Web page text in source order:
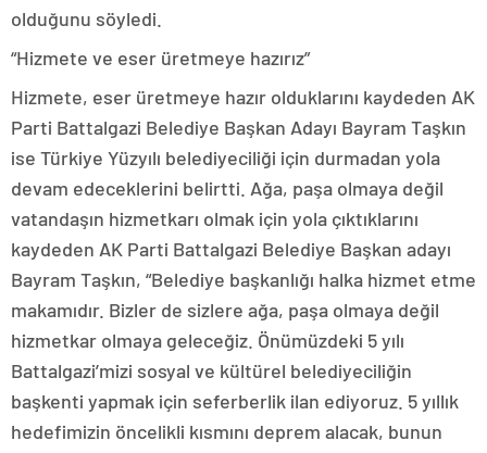
olduğunu söyledi.
“Hizmete ve eser üretmeye hazırız”
Hizmete, eser üretmeye hazır olduklarını kaydeden AK
Parti Battalgazi Belediye Başkan Adayı Bayram Taşkın
ise Türkiye Yüzyılı belediyeciliği için durmadan yola
devam edeceklerini belirtti. Ağa, paşa olmaya değil
vatandaşın hizmetkarı olmak için yola çıktıklarını
kaydeden AK Parti Battalgazi Belediye Başkan adayı
Bayram Taşkın, “Belediye başkanlığı halka hizmet etme
makamıdır. Bizler de sizlere ağa, paşa olmaya değil
hizmetkar olmaya geleceğiz. Önümüzdeki 5 yılı
Battalgazi’mizi sosyal ve kültürel belediyeciliğin
başkenti yapmak için seferberlik ilan ediyoruz. 5 yıllık
hedefimizin öncelikli kısmını deprem alacak, bunun